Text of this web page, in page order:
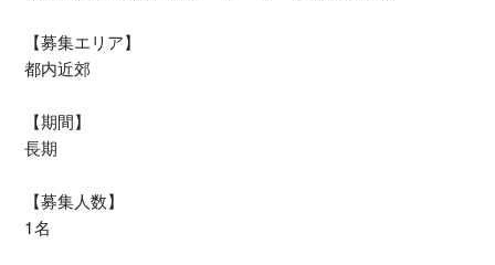
【募集エリア】
都内近郊
【期間】
長期
【募集人数】
1名